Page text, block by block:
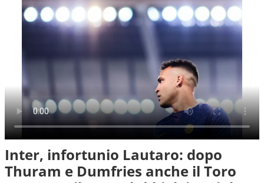
Inter, infortunio Lautaro: dopo
Thuram e Dumfries anche il Toro